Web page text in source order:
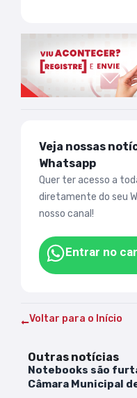
Veja nossas
Whatsapp
Quer ter acesso a
diretamente do seu
nosso canal!
Entrar no
Voltar para o Início
Outras notícias
Notebooks são
Câmara Municipal